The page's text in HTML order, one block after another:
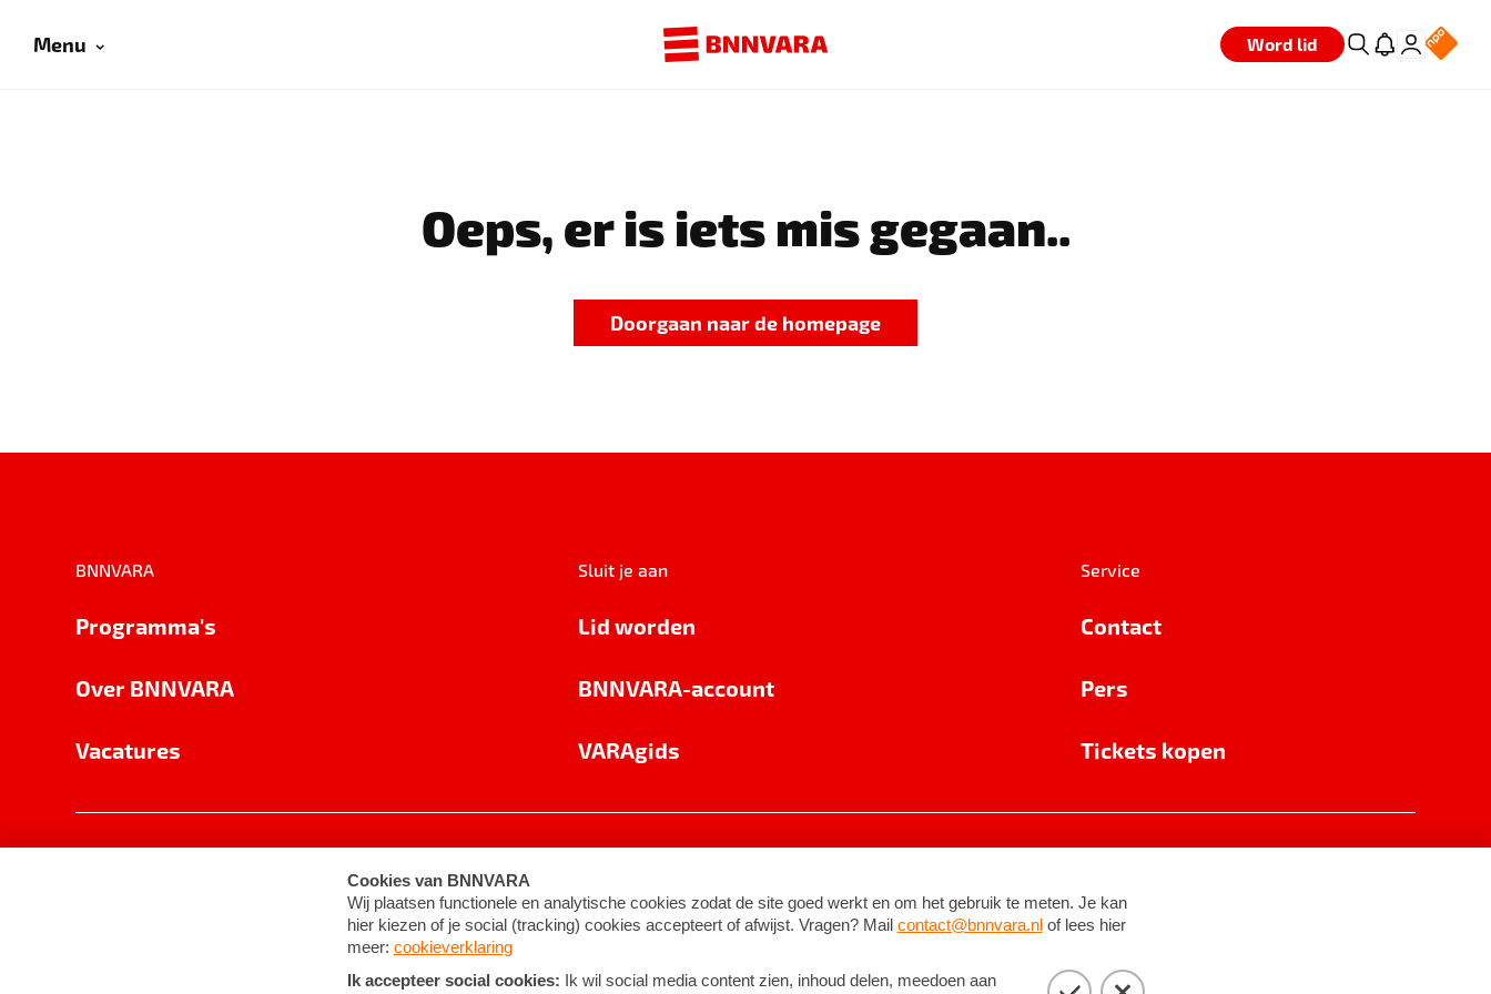
Menu Word lid
Oeps, er is iets mis gegaan..
Doorgaan naar de homepage
BNNVARA
Programma's
Over BNNVARA
Vacatures
Sluit je aan
Lid worden
BNNVARA-account
VARAgids
Service
Contact
Pers
Tickets kopen
Cookie-instellingen Algemene voorwaarden ©2026BNNVARA